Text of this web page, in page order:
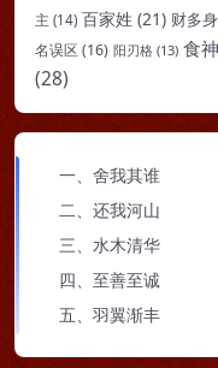
主 (14) 百家姓 (21) 财多
名误区 (16) 阳刃格 (13) 食
(28)
一、舍我其谁
二、还我河山
三、水木清华
四、至善至诚
五、羽翼渐丰